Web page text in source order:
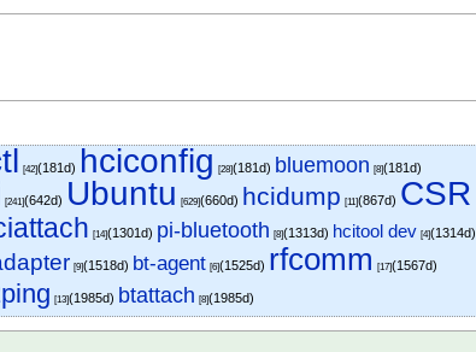
[42](181d) hciconfig [28](181d) bluemoon [8](181d)
[241](642d) Ubuntu [629](660d) hcidump [11](867d) CSR
[14](1301d) pi-bluetooth [8](1313d) hcitool dev [4](1314d)
[9](1518d) bt-agent [6](1525d) rfcomm [17](1567d)
[13](1985d) btattach [8](1985d)